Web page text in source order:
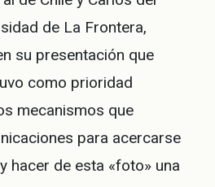
de La Frontera,
su presentación que
como prioridad
mecanismos que
para acercarse
hacer de esta «foto» una